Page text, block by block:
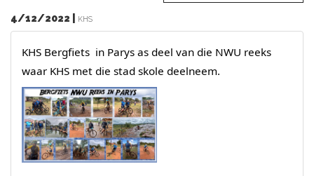
4/12/2022 | KHS
KHS Bergfiets in Parys as deel van die NWU reeks
waar KHS met die stad skole deelneem.